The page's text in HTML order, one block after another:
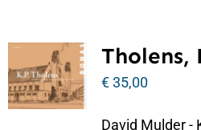
Tholens,
€35,00
David Mulder -